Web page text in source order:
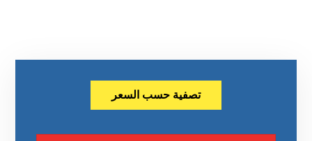
تصفية حسب السعر